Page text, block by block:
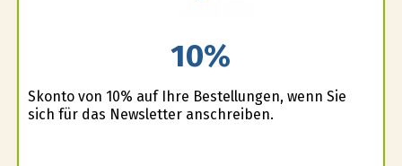
10%
Skonto von 10% auf Ihre Bestellungen, wenn Sie
sich für das Newsletter anschreiben.